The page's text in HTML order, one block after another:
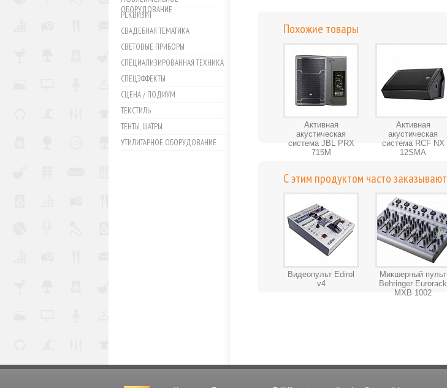
ОБОРУДОВАНИЕ
РЕКВИЗИТ
СВАДЕБНАЯ ТЕМАТИКА
СВЕТОВЫЕ ПРИБОРЫ
СПЕЦИАЛИЗИРОВАННАЯ ТЕХНИКА
СПЕЦЭФФЕКТЫ
СЦЕНА / ПОДИУМ
ТЕКСТИЛЬ
ТЕНТЫ, ШАТРЫ
УТИЛИТАРНОЕ ОБОРУДОВАНИЕ
Похожие товары
Активная
акустическая
система JBL PRX
715M
Активная
акустическая
система RCF NX
12SMA
С этим продуктом часто заказывают
Видеопульт Edirol
v4
Микшерный пульт
Behringer Eurorack
MXB 1002